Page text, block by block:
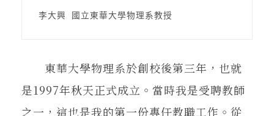
李大興 國立東華大學物理系教授
東華大學物理系於創校後第三年，也就
是1997年秋天正式成立。當時我是受聘教師
之一，這也是我的第一份專任教職工作。從